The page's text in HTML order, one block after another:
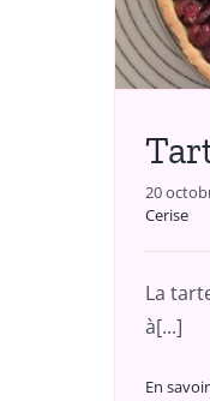
20
Cerise
La
à[...]
En